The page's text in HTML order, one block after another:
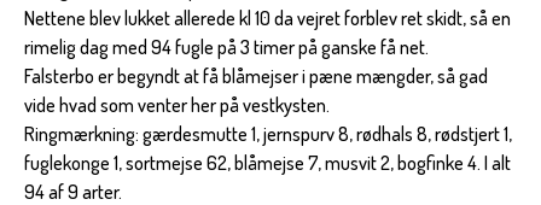
Nettene blev lukket allerede kl 10 da vejret forblev ret skidt, så en
rimelig dag med 94 fugle på 3 timer på ganske få net.
Falsterbo er begyndt at få blåmejser i pæne mængder, så gad
vide hvad som venter her på vestkysten.
Ringmærkning: gærdesmutte 1, jernspurv 8, rødhals 8, rødstjert 1,
fuglekonge 1, sortmejse 62, blåmejse 7, musvit 2, bogfinke 4. I alt
94 af 9 arter.